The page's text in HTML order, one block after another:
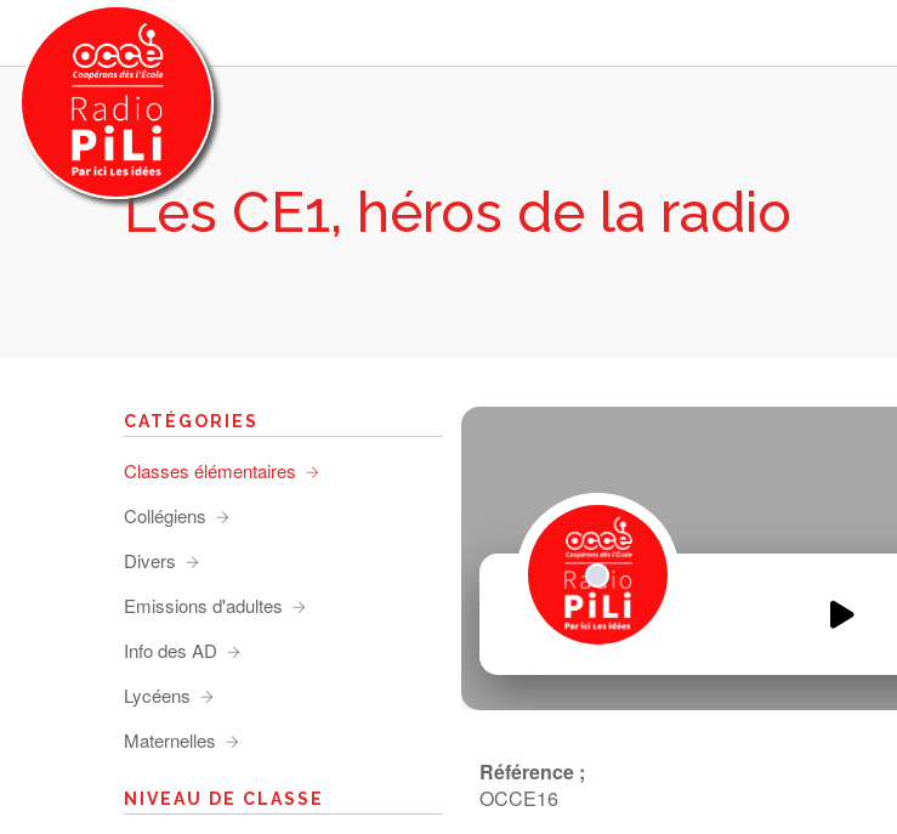
PRÉSENTATION
GRILLE DES PROGRAMMES
RECHERCHER
Les CE1, héros de la radio
Les-CE1-heros-de-la-radio-
Référence ;
OCCE16
CATÉGORIES
Classes élémentaires
Collégiens
Divers
Emissions d'adultes
Info des AD
Lycéens
Maternelles
NIVEAU DE CLASSE